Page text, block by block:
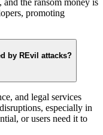
promoting
by REvil attacks?
and legal services
especially in
or users need it to